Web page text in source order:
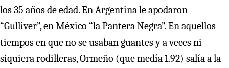
los 35 años de edad. En Argentina le apodaron
“Gulliver”, en México “la Pantera Negra”. En aquellos
tiempos en que no se usaban guantes y a veces ni
siquiera rodilleras, Ormeño (que medía 1.92) salía a la